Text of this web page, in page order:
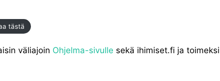
tästä
väliajoin Ohjelma-sivulle sekä ihimiset.fi ja